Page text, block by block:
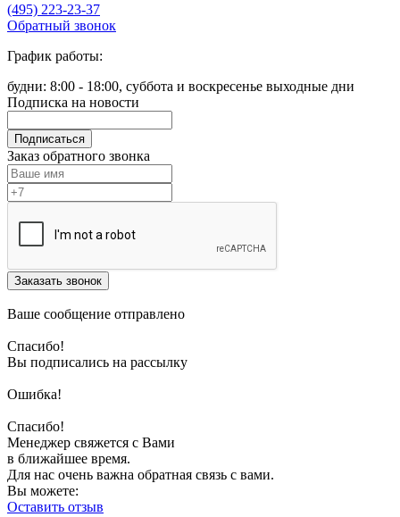
(495) 223-23-37
Обратный звонок
График работы:
будни: 8:00 - 18:00, суббота и воскресенье выходные дни
Подписка на новости
Подписаться
Заказ обратного звонка
Заказать звонок
Ваше сообщение отправлено
Спасибо!
Вы подписались на рассылку
Ошибка!
Спасибо!
Менеджер свяжется с Вами
в ближайшее время.
Для нас очень важна обратная связь с вами.
Вы можете:
Оставить отзыв